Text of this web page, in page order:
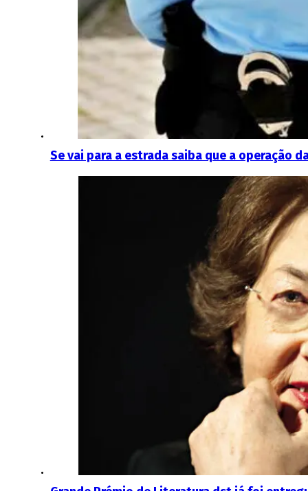
Se vai para a estrada saiba que a operação